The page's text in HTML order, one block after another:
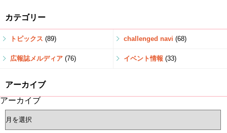
カテゴリー
トピックス (89) challenged navi (68)
広報誌メルディア (76) イベント情報 (33)
アーカイブ
アーカイブ